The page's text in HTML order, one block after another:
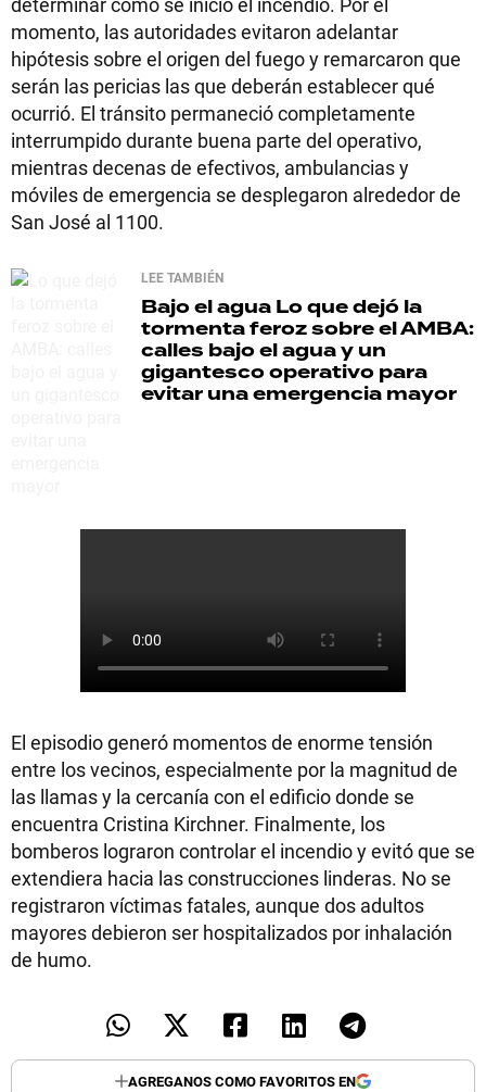
momento, las autoridades evitaron adelantar
hipótesis sobre el origen del fuego y remarcaron que
serán las pericias las que deberán establecer qué
ocurrió. El tránsito permaneció completamente
interrumpido durante buena parte del operativo,
mientras decenas de efectivos, ambulancias y
móviles de emergencia se desplegaron alrededor de
San José al 1100.
LEE TAMBIÉN
Bajo el agua Lo que dejó la
tormenta feroz sobre el AMBA:
calles bajo el agua y un
gigantesco operativo para
evitar una emergencia mayor
El episodio generó momentos de enorme tensión
entre los vecinos, especialmente por la magnitud de
las llamas y la cercanía con el edificio donde se
encuentra Cristina Kirchner. Finalmente, los
bomberos lograron controlar el incendio y evitó que se
extendiera hacia las construcciones linderas. No se
registraron víctimas fatales, aunque dos adultos
mayores debieron ser hospitalizados por inhalación
de humo.
AGREGANOS COMO FAVORITOS EN